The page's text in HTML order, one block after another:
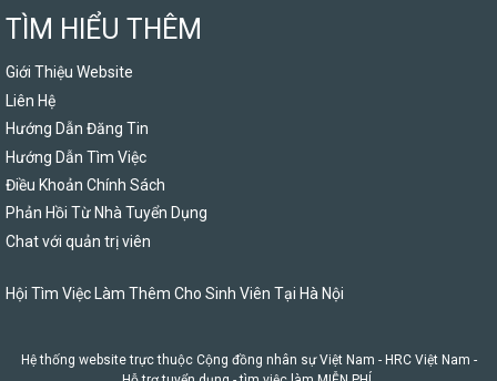
TÌM HIỂU THÊM
Giới Thiệu Website
Liên Hệ
Hướng Dẫn Đăng Tin
Hướng Dẫn Tìm Việc
Điều Khoản Chính Sách
Phản Hồi Từ Nhà Tuyển Dụng
Chat với quản trị viên
Hội Tìm Việc Làm Thêm Cho Sinh Viên Tại Hà Nội
Hệ thống website trực thuộc Cộng đồng nhân sự Việt Nam - HRC Việt Nam -